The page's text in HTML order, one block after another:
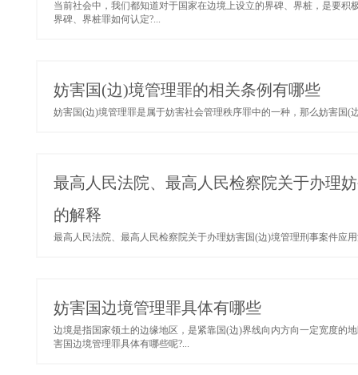
当前社会中，我们都知道对于国家在边境上设立的界碑、界桩，是要
界碑、界桩罪如何认定?...
妨害国(边)境管理罪的相关条例有哪些
妨害国(边)境管理罪是属于妨害社会管理秩序罪中的一种，那么妨害国(
最高人民法院、最高人民检察院关于办理
的解释
最高人民法院、最高人民检察院关于办理妨害国(边)境管理刑事案件应
妨害国边境管理罪具体有哪些
边境是指国家领土的边缘地区，是紧靠国(边)界线向内方向一定宽度的
害国边境管理罪具体有哪些呢?...